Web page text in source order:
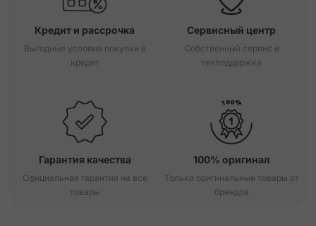
Кредит и рассрочка
Выгодные условия покупки в
кредит
Сервисный центр
Собственный сервис и
техподдержка
Гарантия качества
Официальная гарантия на все
товары
100% оригинал
Только оригинальные товары от
брендов